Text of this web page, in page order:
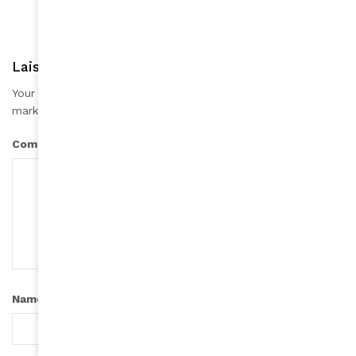
Laisser une réponse
Your email address will not be published.
marked
Comment
Name